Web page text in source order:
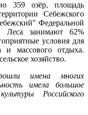
359 озёр, площадь
Себежского
" Федеральной
Леса занимают 62%
условия для
и массового отдыха.
хозяйство.
имена многих
имела большое
Российского